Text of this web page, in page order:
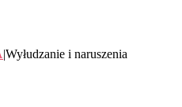
|Wyłudzanie i naruszenia